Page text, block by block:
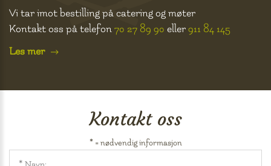
Vi tar imot bestilling på catering og møter
Kontakt oss på telefon 70 27 89 90 eller 911 84 145
Les mer
Kontakt oss
* = nødvendig informasjon